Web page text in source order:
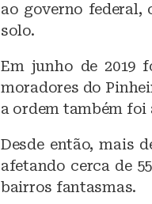
ao governo federal,
solo.
Em junho de 2019
moradores do
a ordem também foi
Desde então, mais
afetando cerca de
bairros fantasmas.